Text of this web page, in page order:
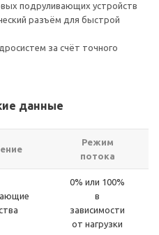
подруливающих устройств
разъём для быстрой
за счёт точного
данные
Режим
потока
0% или 100%
в
зависимости
от нагрузки